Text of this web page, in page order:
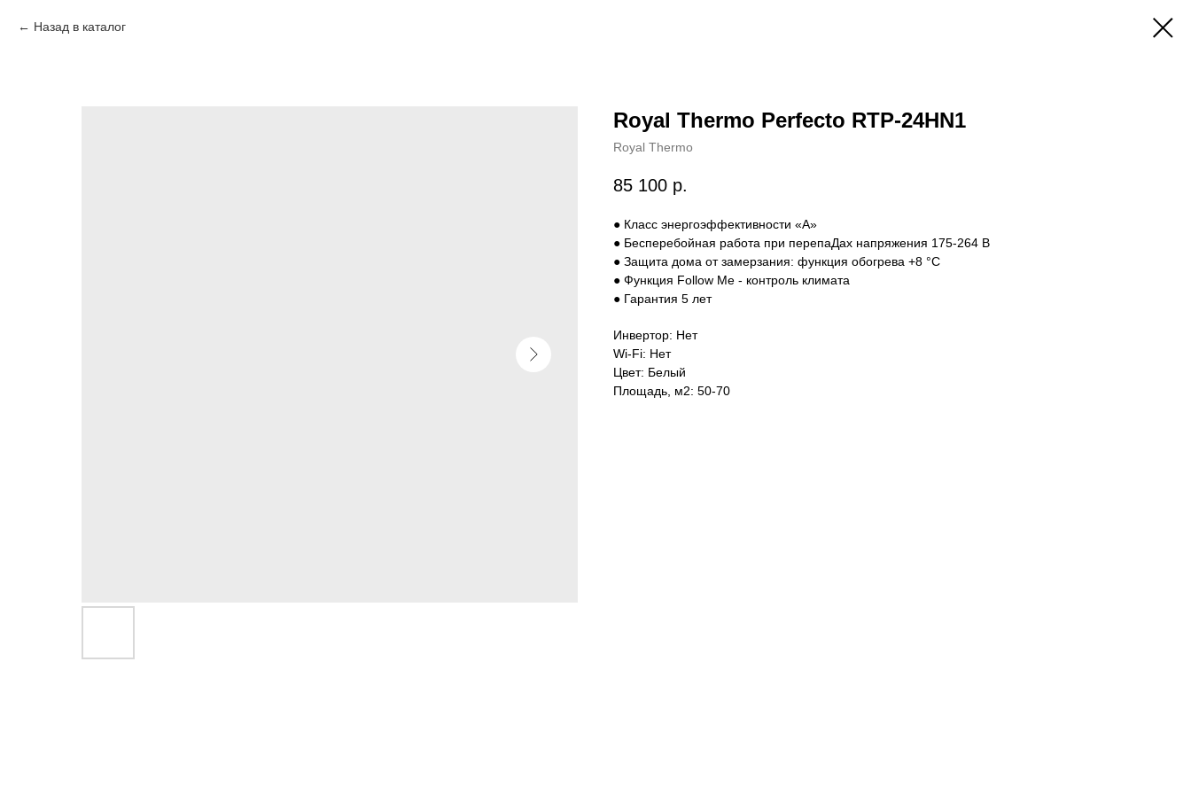
Назад в каталог
Royal Thermo Perfecto RTP-24HN1
Royal Thermo
85 100 р.
● Класс энергоэффективности «A»
● Бесперебойная работа при перепаДах напряжения 175-264 В
● Защита дома от замерзания: функция обогрева +8 °С
● Функция Follow Me - контроль климата
● Гарантия 5 лет
Инвертор: Нет
Wi-Fi: Нет
Цвет: Белый
Площадь, м2: 50-70